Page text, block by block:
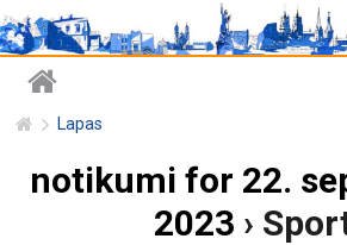
Lapas
notikumi for 22.
2023 ›